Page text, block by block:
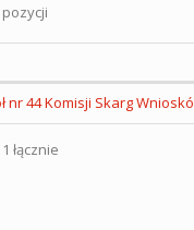
pozycji
nr 44 Komisji Skarg
łącznie